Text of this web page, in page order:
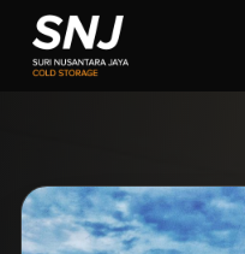
main